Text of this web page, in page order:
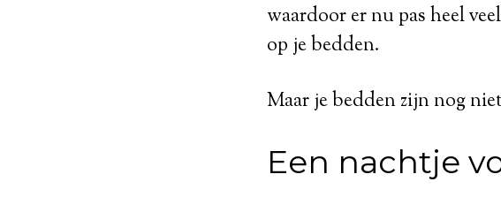
waardoor er nu pas heel
op je bedden.
Maar je bedden zijn nog
Een nachtje